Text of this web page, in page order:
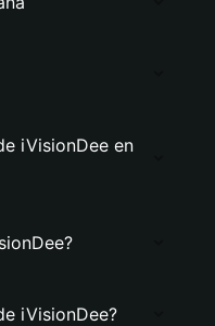
iVisionDee en
iVisionDee?